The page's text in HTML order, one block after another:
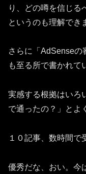
り、どの噂を信じる
というのも理解でき
さらに「AdSenseの
も至る所で書かれて
実感する根拠はいろ
で通ったの？」とよ
１０記事、数時間
優秀だな、おい。今